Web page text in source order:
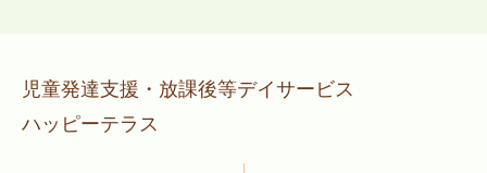
児童発達支援・放課後等デイサービス
ハッピーテラス